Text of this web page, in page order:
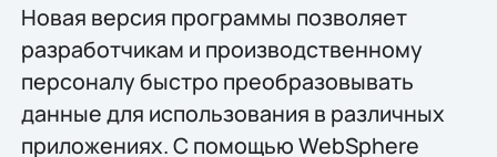
Новая версия программы позволяет
разработчикам и производственному
персоналу быстро преобразовывать
данные для использования в различных
приложениях. С помощью WebSphere